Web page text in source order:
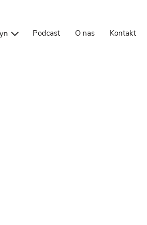
Podcast O nas Kontakt